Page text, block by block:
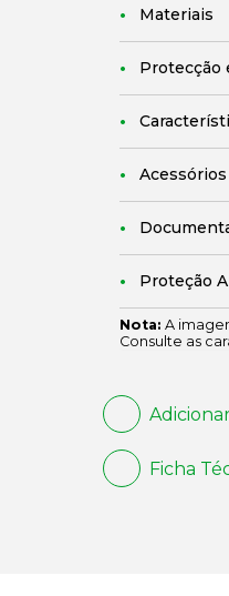
Materiais
Protecção
Proteção
Nota: A
Consulte as
Ficha